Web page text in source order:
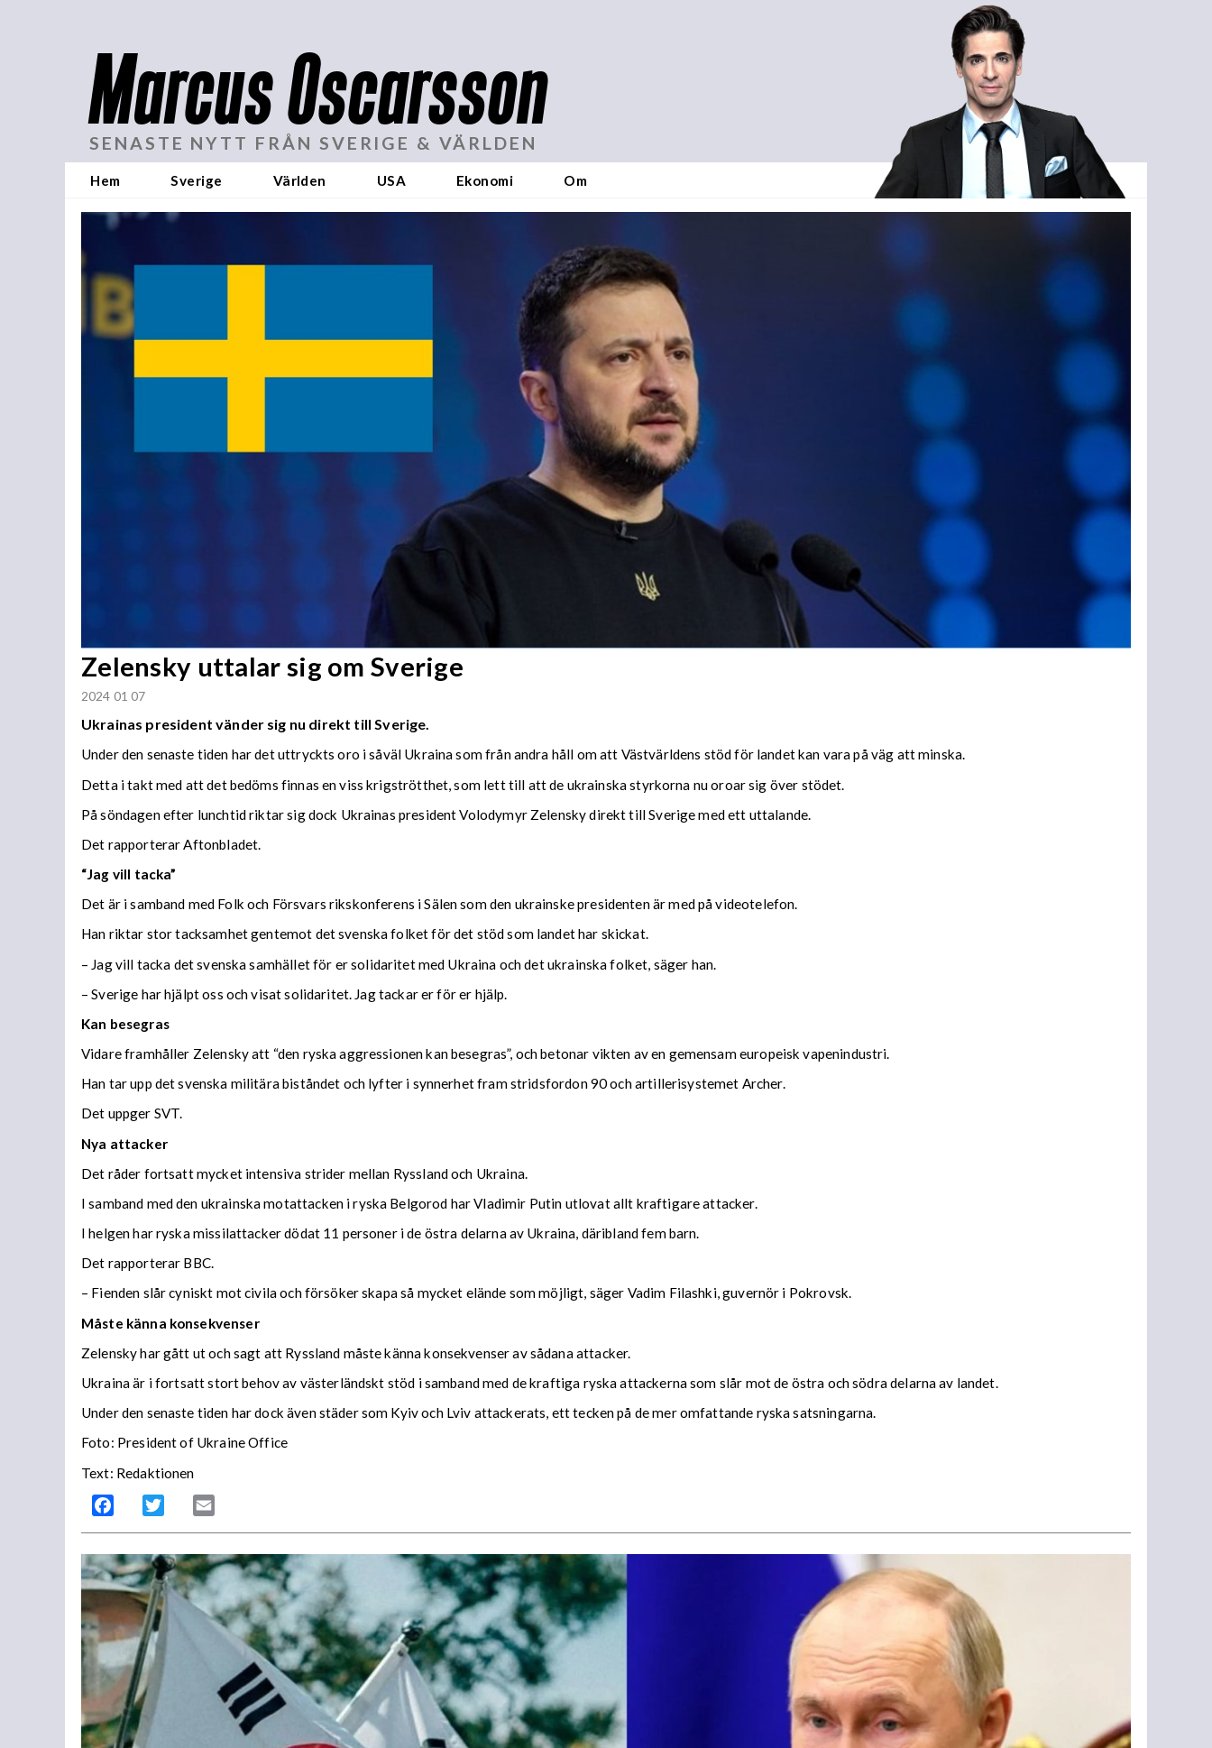
Marcus Oscarsson
SENASTE NYTT FRÅN SVERIGE & VÄRLDEN
Hem Sverige Världen USA Ekonomi Om
Zelensky uttalar sig om Sverige
2024 01 07
Ukrainas president vänder sig nu direkt till Sverige.
Under den senaste tiden har det uttryckts oro i såväl Ukraina som från andra håll om att Västvärldens stöd för landet kan vara på väg att minska.
Detta i takt med att det bedöms finnas en viss krigströtthet, som lett till att de ukrainska styrkorna nu oroar sig över stödet.
På söndagen efter lunchtid riktar sig dock Ukrainas president Volodymyr Zelensky direkt till Sverige med ett uttalande.
Det rapporterar Aftonbladet.
“Jag vill tacka”
Det är i samband med Folk och Försvars rikskonferens i Sälen som den ukrainske presidenten är med på videotelefon.
Han riktar stor tacksamhet gentemot det svenska folket för det stöd som landet har skickat.
– Jag vill tacka det svenska samhället för er solidaritet med Ukraina och det ukrainska folket, säger han.
– Sverige har hjälpt oss och visat solidaritet. Jag tackar er för er hjälp.
Kan besegras
Vidare framhåller Zelensky att “den ryska aggressionen kan besegras”, och betonar vikten av en gemensam europeisk vapenindustri.
Han tar upp det svenska militära biståndet och lyfter i synnerhet fram stridsfordon 90 och artillerisystemet Archer.
Det uppger SVT.
Nya attacker
Det råder fortsatt mycket intensiva strider mellan Ryssland och Ukraina.
I samband med den ukrainska motattacken i ryska Belgorod har Vladimir Putin utlovat allt kraftigare attacker.
I helgen har ryska missilattacker dödat 11 personer i de östra delarna av Ukraina, däribland fem barn.
Det rapporterar BBC.
– Fienden slår cyniskt mot civila och försöker skapa så mycket elände som möjligt, säger Vadim Filashki, guvernör i Pokrovsk.
Måste känna konsekvenser
Zelensky har gått ut och sagt att Ryssland måste känna konsekvenser av sådana attacker.
Ukraina är i fortsatt stort behov av västerländskt stöd i samband med de kraftiga ryska attackerna som slår mot de östra och södra delarna av landet.
Under den senaste tiden har dock även städer som Kyiv och Lviv attackerats, ett tecken på de mer omfattande ryska satsningarna.
Foto: President of Ukraine Office
Text: Redaktionen
Facebook Twitter